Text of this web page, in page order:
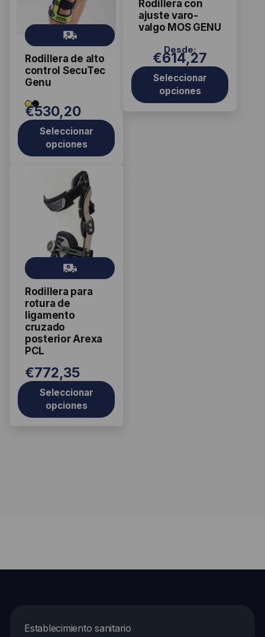
Rodillera de alto
control SecuTec
Genu
Gr
ati
s
€530,20
Seleccionar
opciones
variantes.
opciones
pueden
elegir
página
producto
Rodillera con
ajuste varo-
valgo MOS GENU
s
Desde:
€614,27
Seleccionar
opciones
variantes.
Las
opciones
pueden
elegir
en
Rodillera para
rotura de
ligamento
cruzado
posterior Arexa
PCL
Gr
ati
s
€772,35
Seleccionar
opciones
producto
variantes.
opciones
pueden
elegir
en
página
de
producto
Establecimiento sanitario